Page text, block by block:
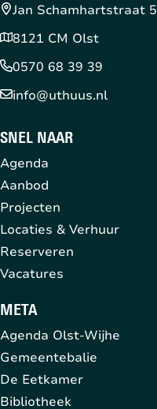
Jan Schamhartstraat 5
8121 CM Olst
0570 68 39 39
info@uthuus.nl
SNEL NAAR
Agenda
Aanbod
Projecten
Locaties & Verhuur
Reserveren
Vacatures
META
Agenda Olst-Wijhe
Gemeentebalie
De Eetkamer
Bibliotheek